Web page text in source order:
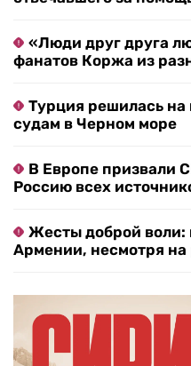
«Люди друг друга
фанатов Коржа из
Турция решилась
судам в Черном море
В Европе призвали
Россию всех
Жесты доброй воли:
Армении, несмотря на